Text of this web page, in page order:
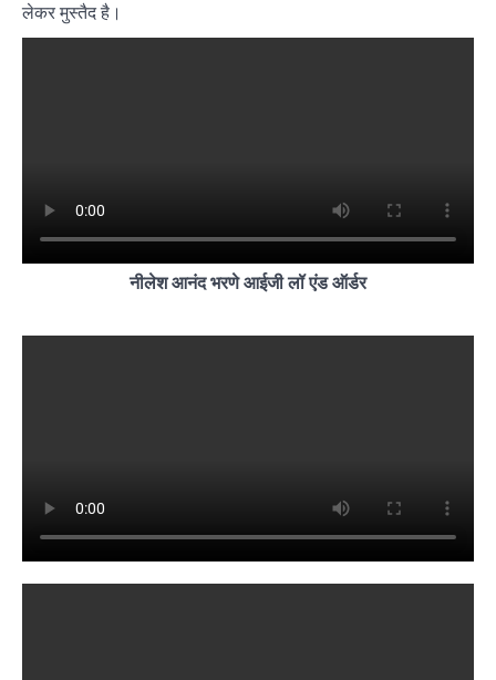
लेकर मुस्तैद है।
नीलेश आनंद भरणे आईजी लॉ एंड ऑर्डर